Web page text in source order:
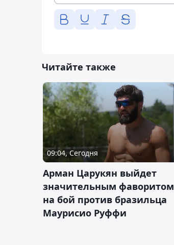
Читайте также
09:04, Сегодня
Арман Царукян выйдет
значительным фаворитом
на бой против бразильца
Маурисио Руффи